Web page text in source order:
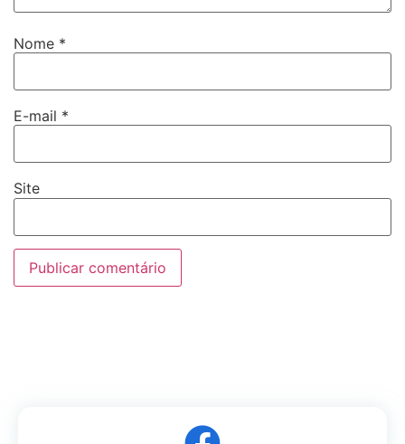
Nome *
E-mail *
Site